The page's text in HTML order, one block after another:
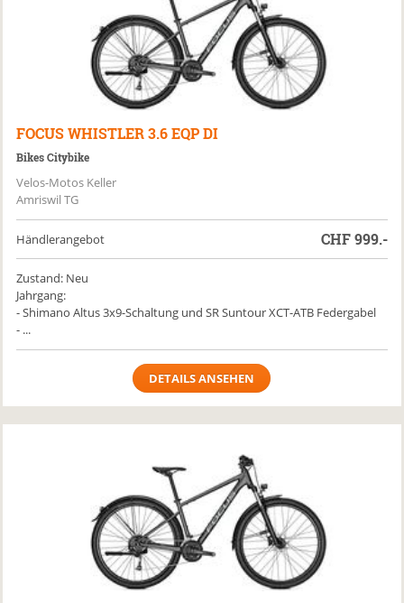
FOCUS WHISTLER 3.6 EQP DI
Bikes Citybike
Velos-Motos Keller
Amriswil TG
Händlerangebot CHF999.-
Zustand: Neu
Jahrgang:
- Shimano Altus 3x9-Schaltung und SR Suntour XCT-ATB Federgabel
- ...
DETAILS ANSEHEN